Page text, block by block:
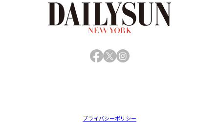
Facebook
X Instagram
プライバシーポリシー